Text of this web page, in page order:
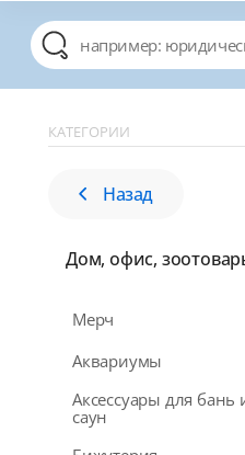
КАТЕГОРИИ
Назад
Дом, офис,
Мерч
Аквариумы
Аксессуары для бань
саун